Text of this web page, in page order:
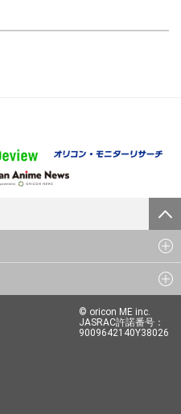
© oricon ME inc.
JASRAC許諾番号：
9009642140Y38026